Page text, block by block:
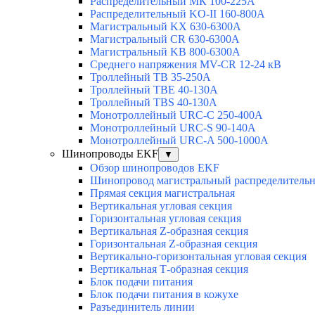
Распределительный KO-II 160-800А
Магистральный KX 630-6300А
Магистральный CR 630-6300А
Магистральный KB 800-6300А
Среднего напряжения MV-CR 12-24 кВ
Троллейный TB 35-250A
Троллейный TBE 40-130A
Троллейный TBS 40-130A
Монотроллейный URC-C 250-400A
Монотроллейный URC-S 90-140A
Монотроллейный URC-A 500-1000A
Шинопроводы EKF
▼
Обзор шинопроводов EKF
Шинопровод магистральный
Прямая секция магистральная
Вертикальная угловая секция
Горизонтальная угловая секция
Вертикальная Z-образная секция
Горизонтальная Z-образная секция
Вертикально-горизонтальная угловая секция
Вертикальная Т-образная секция
Блок подачи питания
Блок подачи питания в кожухе
Разъединитель линии